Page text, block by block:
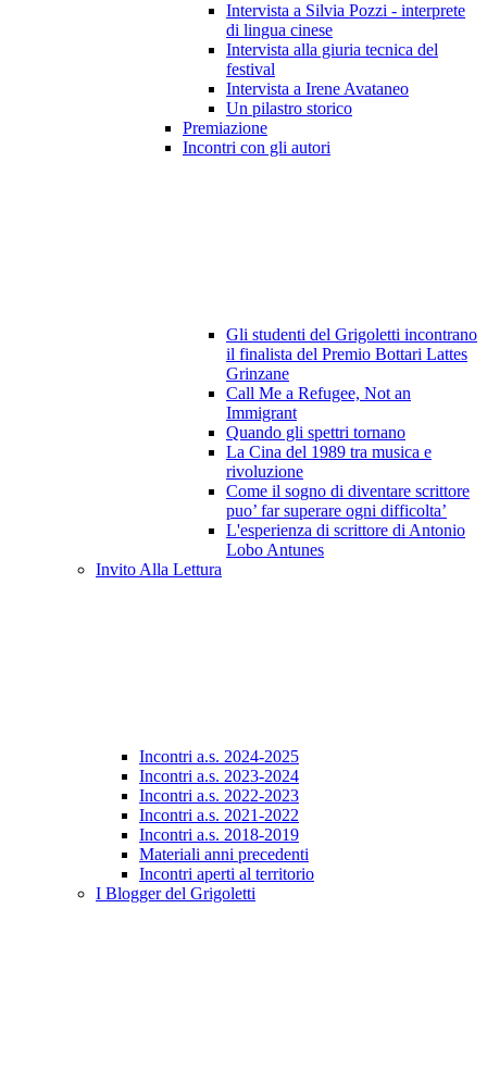
Intervista a Silvia Pozzi - interprete
di lingua cinese
Intervista alla giuria tecnica del
festival
Intervista a Irene Avataneo
Un pilastro storico
Premiazione
Incontri con gli autori
Gli studenti del Grigoletti incontrano
il finalista del Premio Bottari Lattes
Grinzane
Call Me a Refugee, Not an
Immigrant
Quando gli spettri tornano
La Cina del 1989 tra musica e
rivoluzione
Come il sogno di diventare scrittore
puo’ far superare ogni difficolta’
L'esperienza di scrittore di Antonio
Lobo Antunes
Invito Alla Lettura
Incontri a.s. 2024-2025
Incontri a.s. 2023-2024
Incontri a.s. 2022-2023
Incontri a.s. 2021-2022
Incontri a.s. 2018-2019
Materiali anni precedenti
Incontri aperti al territorio
I Blogger del Grigoletti